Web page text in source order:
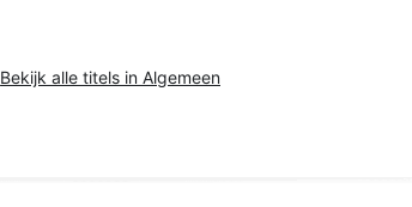
Bekijk alle titels in Algemeen